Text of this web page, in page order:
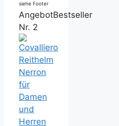
siehe Footer
AngebotBestseller
Nr. 2